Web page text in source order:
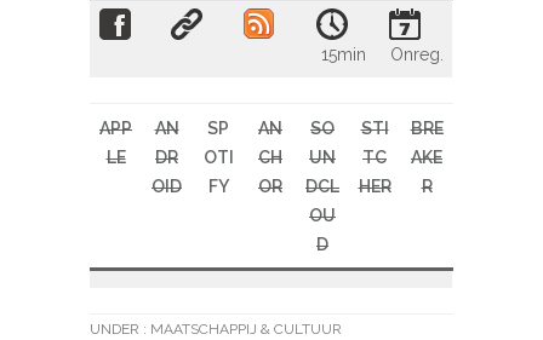
15min Onreg.
APP
LE
AN
DR
OID
SP
OTI
FY
AN
CH
OR
SO
UN
DCL
OU
D
STI
TC
HER
BRE
AKE
R
UNDER : MAATSCHAPPIJ & CULTUUR